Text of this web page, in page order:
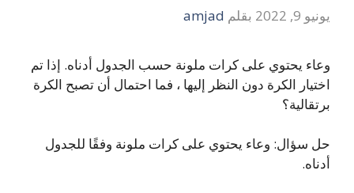
يونيو 9, 2022 بقلم amjad
وعاء يحتوي على كرات ملونة حسب الجدول أدناه. إذا تم
اختيار الكرة دون النظر إليها ، فما احتمال أن تصبح الكرة
برتقالية؟
حل سؤال: وعاء يحتوي على كرات ملونة وفقًا للجدول
أدناه.